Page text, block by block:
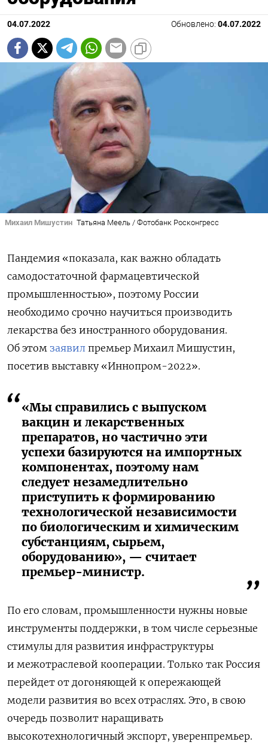
04.07.2022 Обновлено: 04.07.2022
Михаил Мишустин Татьяна Меель / Фотобанк Росконгресс
Пандемия «показала, как важно обладать
самодостаточной фармацевтической
промышленностью», поэтому России
необходимо срочно научиться производить
лекарства без иностранного оборудования.
Об этом заявил премьер Михаил Мишустин,
посетив выставку «Иннопром-2022».
«Мы справились с выпуском
вакцин и лекарственных
препаратов, но частично эти
успехи базируются на импортных
компонентах, поэтому нам
следует незамедлительно
приступить к формированию
технологической независимости
по биологическим и химическим
субстанциям, сырьем,
оборудованию», — считает
премьер-министр.
По его словам, промышленности нужны новые
инструменты поддержки, в том числе серьезные
стимулы для развития инфраструктуры
и межотраслевой кооперации. Только так Россия
перейдет от догоняющей к опережающей
модели развития во всех отраслях. Это, в свою
очередь позволит наращивать
высокотехнологичный экспорт, уверенпремьер.